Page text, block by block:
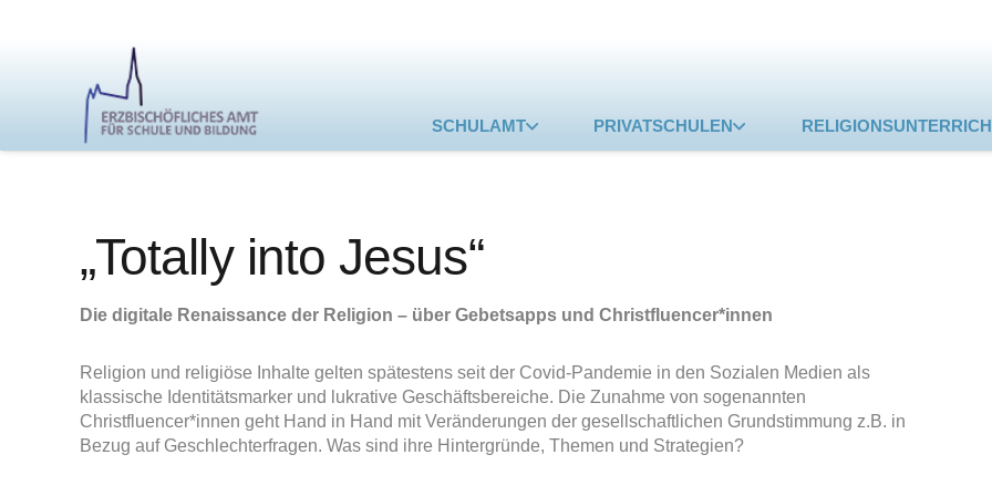
SCHULAMT PRIVATSCHULEN
„Totally into Jesus“
Die digitale Renaissance der Religion – über Gebetsapps und Christfluencer*innen
Religion und religiöse Inhalte gelten spätestens seit der Covid-Pandemie in den Sozialen Medien als
klassische Identitätsmarker und lukrative Geschäftsbereiche. Die Zunahme von sogenannten
Christfluencer*innen geht Hand in Hand mit Veränderungen der gesellschaftlichen Grundstimmung z.B. in
Bezug auf Geschlechterfragen. Was sind ihre Hintergründe, Themen und Strategien?